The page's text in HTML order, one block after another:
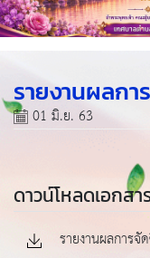
รายงานผลก
01 มิ.ย. 63
ดาวน์โหลดเอกส
รายงานผลการ